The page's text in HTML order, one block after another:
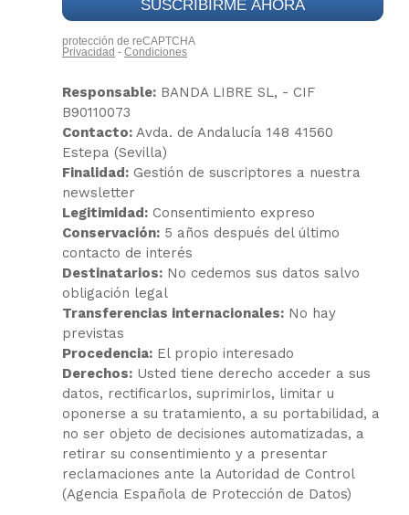
Responsable: BANDA LIBRE SL, - CIF
B90110073
Contacto: Avda. de Andalucía 148 41560
Estepa (Sevilla)
Finalidad: Gestión de suscriptores a nuestra
newsletter
Legitimidad: Consentimiento expreso
Conservación: 5 años después del último
contacto de interés
Destinatarios: No cedemos sus datos salvo
obligación legal
Transferencias internacionales: No hay
previstas
Procedencia: El propio interesado
Derechos: Usted tiene derecho acceder a sus
datos, rectificarlos, suprimirlos, limitar u
oponerse a su tratamiento, a su portabilidad, a
no ser objeto de decisiones automatizadas, a
retirar su consentimiento y a presentar
reclamaciones ante la Autoridad de Control
(Agencia Española de Protección de Datos)